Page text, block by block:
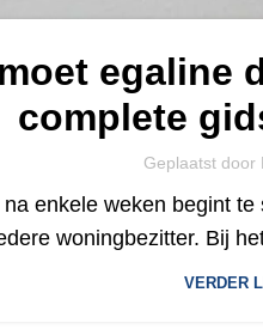
egaline
complete
Geplaatst door
enkele weken begint
woningbezitter. Bij
VERDER